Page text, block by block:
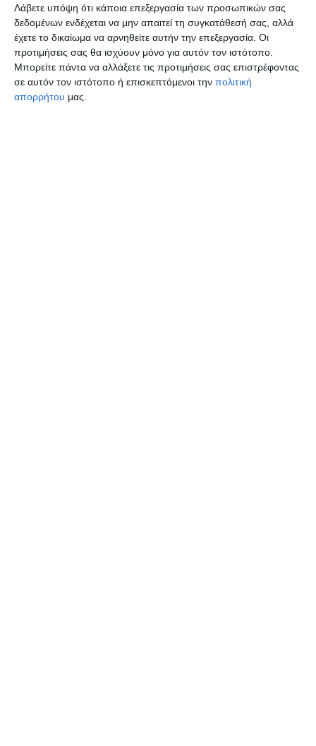
Λάβετε υπόψη ότι κάποια επεξεργασία των προσωπικών σας
δεδομένων ενδέχεται να μην απαιτεί τη συγκατάθεσή σας, αλλά
έχετε το δικαίωμα να αρνηθείτε αυτήν την επεξεργασία. Οι
προτιμήσεις σας θα ισχύουν μόνο για αυτόν τον ιστότοπο.
Μπορείτε πάντα να αλλάξετε τις προτιμήσεις σας επιστρέφοντας
σε αυτόν τον ιστότοπο ή επισκεπτόμενοι την πολιτική
απορρήτου μας.
Συλλόγου Ελευθερίου – Κορδελιού και θα
πραγματοποιηθεί το Σάββατο 13 Ιουνίου,
από τις 6:00 το απόγευμα έως τα
μεσάνυχτα, στις οδούς Ανδρέα
Παπανδρέου, Κωνσταντίνου Καραμανλή